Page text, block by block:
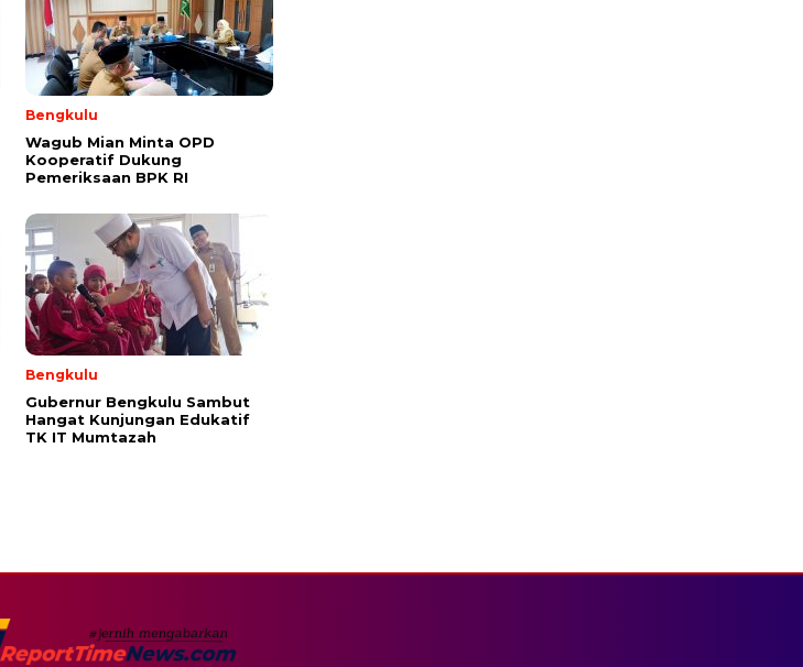
Bengkulu
Wagub Mian Minta OPD
Kooperatif Dukung
Pemeriksaan BPK RI
Bengkulu
Gubernur Bengkulu Sambut
Hangat Kunjungan Edukatif
TK IT Mumtazah